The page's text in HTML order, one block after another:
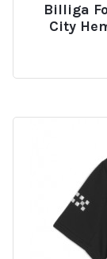
Billiga
City